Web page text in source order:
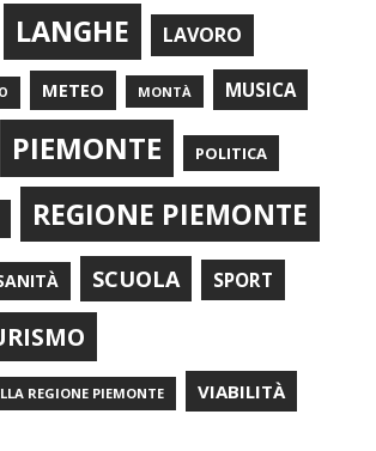
LANGHE LAVORO
METEO MONTÀ MUSICA
PIEMONTE POLITICA
REGIONE PIEMONTE
SCUOLA SPORT
REGIONE PIEMONTE VIABILITÀ